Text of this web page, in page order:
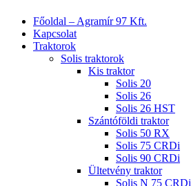
Close
Menu
Főoldal – Agramír 97 Kft.
Kapcsolat
Traktorok
Solis traktorok
Kis traktor
Solis 20
Solis 26
Solis 26 HST
Szántóföldi traktor
Solis 50 RX
Solis 75 CRDi
Solis 90 CRDi
Ültetvény traktor
Solis N 75 CRDi